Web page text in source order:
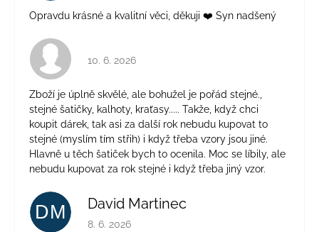
Opravdu krásné a kvalitní věci, děkuji ❤️ Syn nadšený
Hodnocení obchodu je 4 z 5 hvězdiček.
10. 6. 2026
Zboží je úplně skvělé, ale bohužel je pořád stejné.,
stejné šatičky, kalhoty, kraťasy..... Takže, když chci
koupit dárek, tak asi za další rok nebudu kupovat to
stejné (myslím tím střih) i když třeba vzory jsou jiné.
Hlavně u těch šatiček bych to ocenila. Moc se líbily, ale
nebudu kupovat za rok stejné i když třeba jiný vzor.
DM David Martinec
Hodnocení obchodu je 5 z 5 hvězdiček.
8. 6. 2026